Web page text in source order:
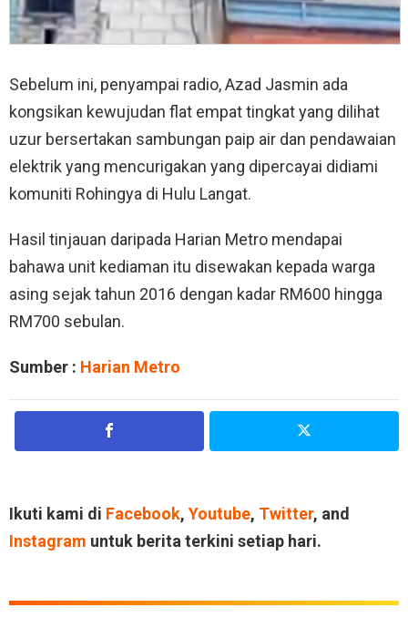
Sebelum ini, penyampai radio, Azad Jasmin ada
kongsikan kewujudan flat empat tingkat yang dilihat
uzur bersertakan sambungan paip air dan pendawaian
elektrik yang mencurigakan yang dipercayai didiami
komuniti Rohingya di Hulu Langat.
Hasil tinjauan daripada Harian Metro mendapai
bahawa unit kediaman itu disewakan kepada warga
asing sejak tahun 2016 dengan kadar RM600 hingga
RM700 sebulan.
Sumber : Harian Metro
Ikuti kami di Facebook, Youtube, Twitter, and
Instagram untuk berita terkini setiap hari.